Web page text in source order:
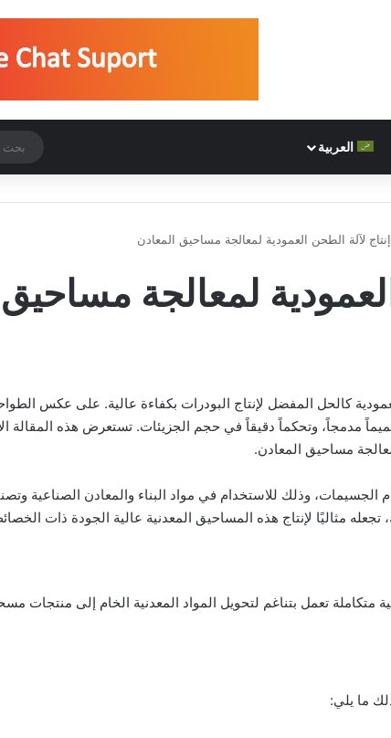
العربية
لآلة الطحن العمودية لمعالجة مساحيق المعادن
لمعالجة
كالحل المفضل لإنتاج البودرات بكفاءة عالية. على عكس
مدمجاً، وتحكماً دقيقاً في حجم الجزيئات. تستعرض هذه المقالة
مساحيق المعادن.
وذلك للاستخدام في مواد البناء والمعادن الصناعية
مثاليًا لإنتاج هذه المساحيق المعدنية عالية الجودة ذات
تعمل بتناغم لتحويل المواد المعدنية الخام إلى منتجات
ما يلي: